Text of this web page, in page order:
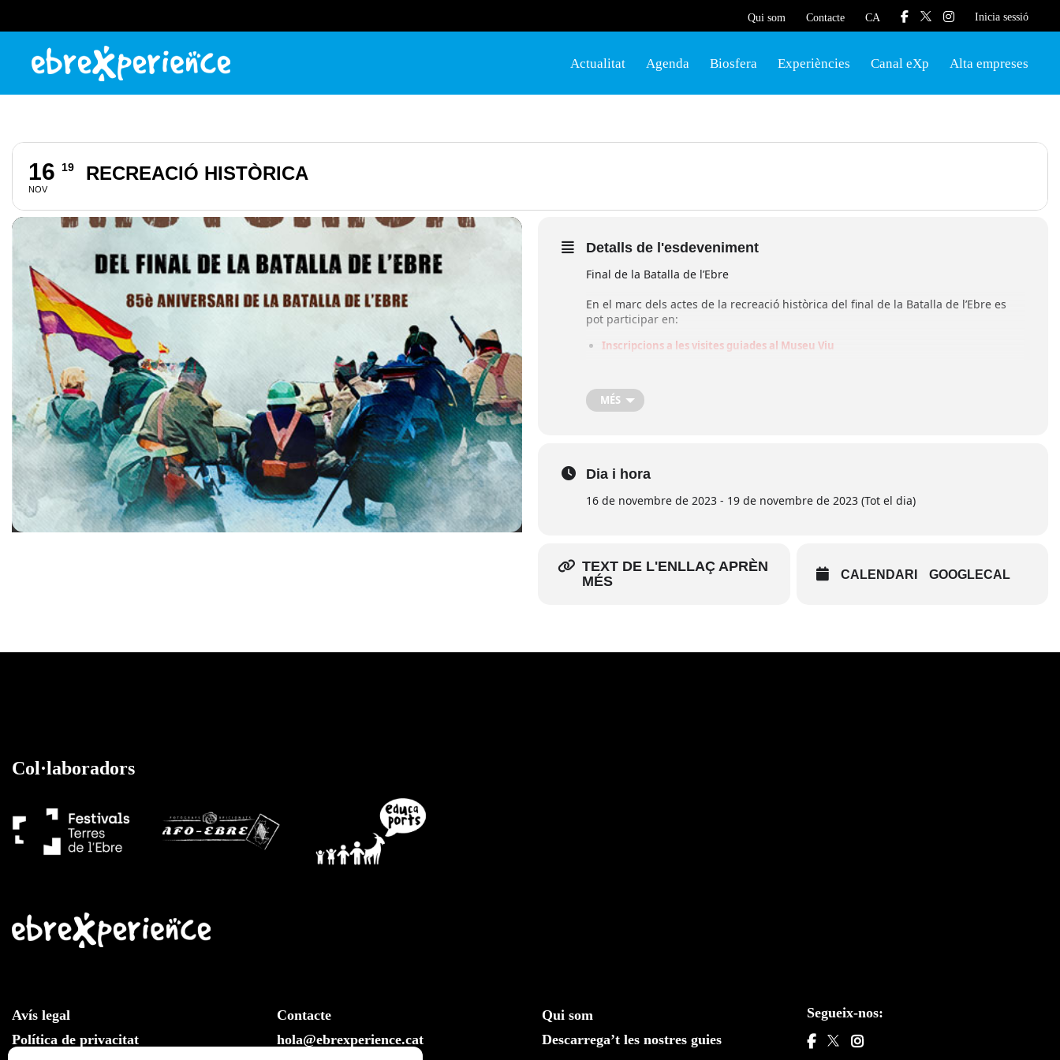
Qui som Contacte CA Inicia sessió
Actualitat Agenda Biosfera Experiències Canal eXp Alta empreses
16
NOV
19 RECREACIÓ HISTÒRICA
Detalls de l'esdeveniment
Final de la Batalla de l’Ebre
En el marc dels actes de la recreació històrica del final de la Batalla de l’Ebre es
pot participar en:
Inscripcions a les visites guiades al Museu Viu
MÉS
Dia i hora
16 de novembre de 2023 - 19 de novembre de 2023 (Tot el dia)
TEXT DE L'ENLLAÇ APRÈN
MÉS
CALENDARI GOOGLECAL
Col·laboradors
Avís legal
Política de privacitat
Contacte
hola@ebrexperience.cat
Qui som
Descarrega’t les nostres guies
Segueix-nos: